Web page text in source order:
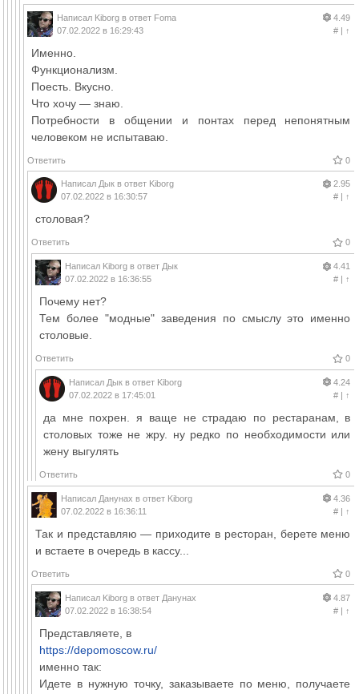
Написал Kiborg в ответ Foma
07.02.2022 в 16:29:43
4.49
#| ↑
Именно.
Функционализм.
Поесть. Вкусно.
Что хочу — знаю.
Потребности в общении и понтах перед непонятным
человеком не испытаваю.
Ответить 0
Написал Дык в ответ Kiborg
07.02.2022 в 16:30:57
2.95
#| ↑
столовая?
Ответить 0
Написал Kiborg в ответ Дык
07.02.2022 в 16:36:55
4.41
#| ↑
Почему нет?
Тем более "модные" заведения по смыслу это именно
столовые.
Ответить 0
Написал Дык в ответ Kiborg
07.02.2022 в 17:45:01
4.24
#| ↑
да мне похрен. я ваще не страдаю по рестаранам, в
столовых тоже не жру. ну редко по необходимости или
жену выгулять
Ответить 0
Написал Данунах в ответ Kiborg
07.02.2022 в 16:36:11
4.36
#| ↑
Так и представляю — приходите в ресторан, берете меню
и встаете в очередь в кассу...
Ответить 0
Написал Kiborg в ответ Данунах
07.02.2022 в 16:38:54
4.87
#| ↑
Представляете, в
https://depomoscow.ru/
именно так:
Идете в нужную точку, заказываете по меню, получаете